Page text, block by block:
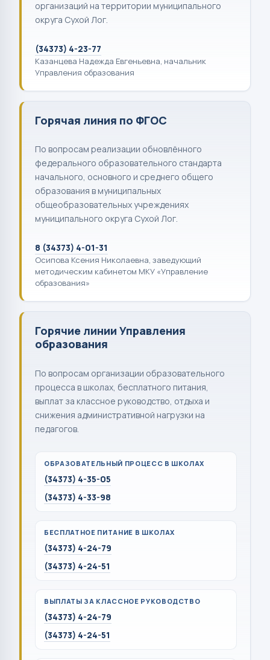
организаций на территории муниципального
округа Сухой Лог.
(34373) 4-23-77
Казанцева Надежда Евгеньевна, начальник
Управления образования
Горячая линия по ФГОС
По вопросам реализации обновлённого
федерального образовательного стандарта
начального, основного и среднего общего
образования в муниципальных
общеобразовательных учреждениях
муниципального округа Сухой Лог.
8 (34373) 4-01-31
Осипова Ксения Николаевна, заведующий
методическим кабинетом МКУ «Управление
образования»
Горячие линии Управления
образования
По вопросам организации образовательного
процесса в школах, бесплатного питания,
выплат за классное руководство, отдыха и
снижения административной нагрузки на
педагогов.
ОБРАЗОВАТЕЛЬНЫЙ ПРОЦЕСС В ШКОЛАХ
(34373) 4-35-05
(34373) 4-33-98
БЕСПЛАТНОЕ ПИТАНИЕ В ШКОЛАХ
(34373) 4-24-79
(34373) 4-24-51
ВЫПЛАТЫ ЗА КЛАССНОЕ РУКОВОДСТВО
(34373) 4-24-79
(34373) 4-24-51